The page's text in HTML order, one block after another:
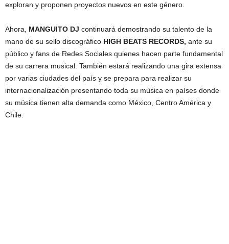
exploran y proponen proyectos nuevos en este género.
Ahora, MANGUITO DJ continuará demostrando su talento de la
mano de su sello discográfico HIGH BEATS RECORDS, ante su
público y fans de Redes Sociales quienes hacen parte fundamental
de su carrera musical. También estará realizando una gira extensa
por varias ciudades del país y se prepara para realizar su
internacionalización presentando toda su música en países donde
su música tienen alta demanda como México, Centro América y
Chile.